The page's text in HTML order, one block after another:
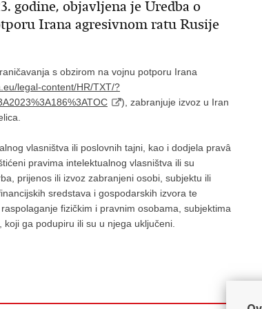
godine, objavljena je Uredba o
Irana agresivnom ratu Rusije
s obzirom na vojnu potporu Irana
legal-content/HR/TXT/?
), zabranjuje izvoz u Iran
vlasništva ili poslovnih tajni, kao i dodjela pravâ
pravima intelektualnog vlasništva ili su
prijenos ili izvoz zabranjeni osobi, subjektu ili
sredstava i gospodarskih izvora te
fizičkim i pravnim osobama, subjektima
ga podupiru ili su u njega uključeni.